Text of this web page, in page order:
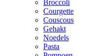
Broccoli
Courgette
Couscous
Gehakt
Noedels
Pasta